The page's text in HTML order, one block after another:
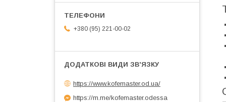
+380 (95) 221-00-02
https://www.kofemaster.od.ua/
https://m.me/kofemaster.odessa